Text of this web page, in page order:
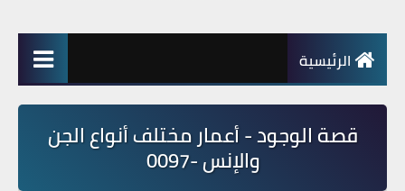
الرئيسية
قصة الوجود - أعمار مختلف أنواع الجن
والإنس -0097